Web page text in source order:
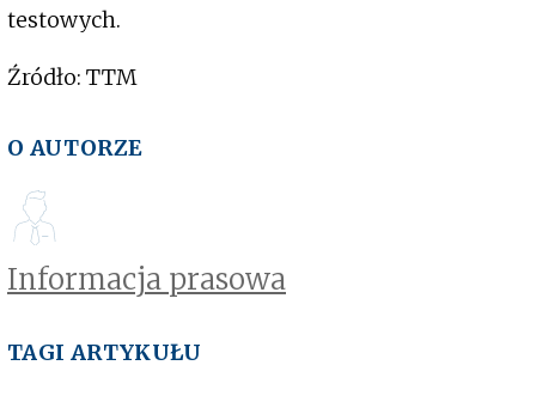
testowych.
Źródło: TTM
O AUTORZE
Informacja prasowa
TAGI ARTYKUŁU